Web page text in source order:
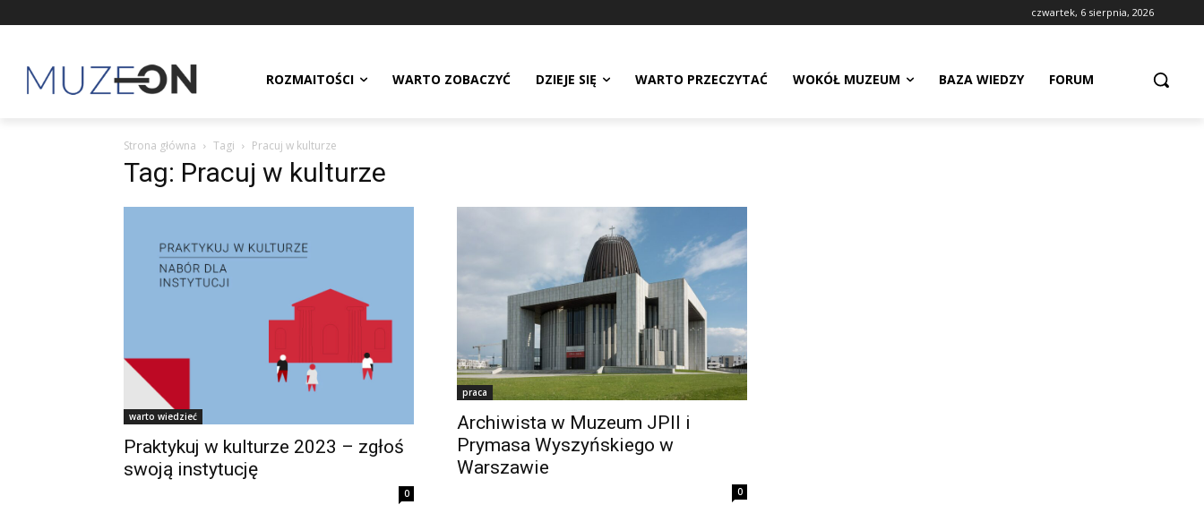
czwartek, 6 sierpnia, 2026
ROZMAITOŚCI WARTO ZOBACZYĆ DZIEJE SIĘ WARTO PRZECZYTAĆ WOKÓŁ MUZEUM BAZA WIEDZY FORUM
Strona główna Tagi Pracuj w kulturze
Tag: Pracuj w kulturze
warto wiedzieć
Praktykuj w kulturze 2023 – zgłoś
swoją instytucję
0
praca
Archiwista w Muzeum JPII i
Prymasa Wyszyńskiego w
Warszawie
0